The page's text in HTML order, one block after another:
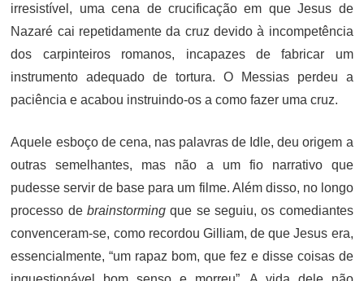
irresistível, uma cena de crucificação em que Jesus de
Nazaré cai repetidamente da cruz devido à incompetência
dos carpinteiros romanos, incapazes de fabricar um
instrumento adequado de tortura. O Messias perdeu a
paciência e acabou instruindo-os a como fazer uma cruz.
Aquele esboço de cena, nas palavras de Idle, deu origem a
outras semelhantes, mas não a um fio narrativo que
pudesse servir de base para um filme. Além disso, no longo
processo debrainstorming que se seguiu, os comediantes
convenceram-se, como recordou Gilliam, de que Jesus era,
essencialmente, “um rapaz bom, que fez e disse coisas de